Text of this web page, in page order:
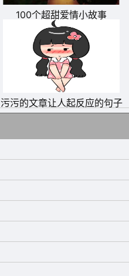
100个超甜爱情小故事
污污的文章让人起反应的句子
500字